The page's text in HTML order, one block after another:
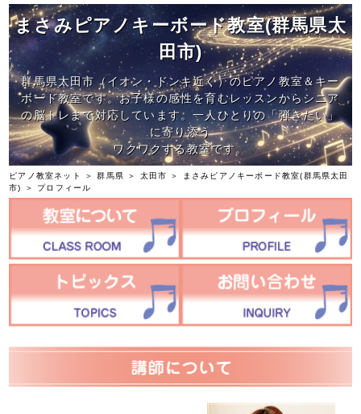
まさみピアノキーボード教室(群馬県太
田市)
群馬県太田市（イオン・ドンキ近く）のピアノ教室＆キー
ボード教室です。お子様の感性を育むレッスンからシニア
の脳トレまで対応しています。一人ひとりの「弾きたい」
に寄り添う
ワクワクする教室です。
ピアノ教室ネット ＞群馬県 ＞ 太田市 ＞
まさみピアノキーボード教室(群馬県太田
市)
＞ プロフィール